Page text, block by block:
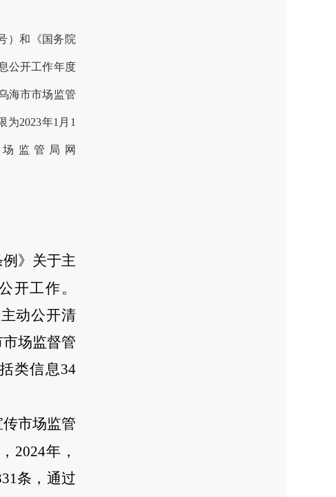
）和《国务院
公开工作年度
海市市场监管
为2023年1月1
监管局网
》关于主
开工作。
动公开清
市场监督管
类信息34
市场监管
2024年，
条 ， 通过